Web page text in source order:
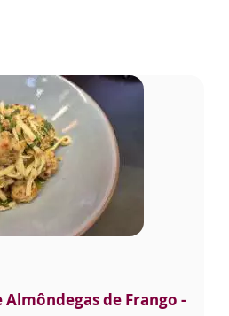
Almôndegas de Frango -